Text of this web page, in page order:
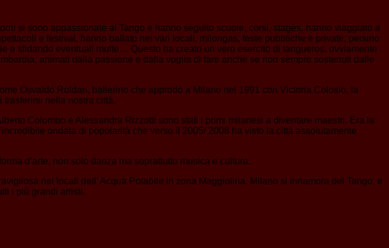
si sono appassionate al Tango e hanno seguito scuole, corsi, stages, hanno viaggiato a
e festival, hanno ballato nei vari locali, milongas, feste pubbliche e private, persino
e sfidando eventuali multe… Questo ha creato un vero esercito di tangueros, ovviamente
animati dalla passione e dalla voglia di fare anche se non sempre sostenuti dalle
Osvaldo Roldan, ballerino che approdò a Milano nel 1991 con Victoria Colosio, la
nella nostra città.
Colombo e Alessandra Rizzotti sono stati i primi milanesi a diventare maestri. Era la
ondata di popolarità che verso il 2005/ 2008 ha visto la città assolutamente
d’arte, non solo danza ma soprattutto musica e cultura.
nei locali dell’ Acqua Potabile in zona Maggiolina. Milano si innamora del Tango, e
i più grandi artisti.